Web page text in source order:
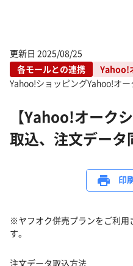
更新日 2025/08/25
各モールとの連携
Yahoo!
Yahoo!ショッピングYahoo!オ
【Yahoo!オーク
取込、注文データ
印
※ヤフオク併売プランをご利用
す。
注文データ取込方法